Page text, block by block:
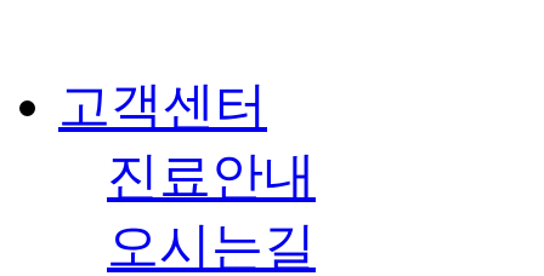
고객센터
진료안내
오시는길